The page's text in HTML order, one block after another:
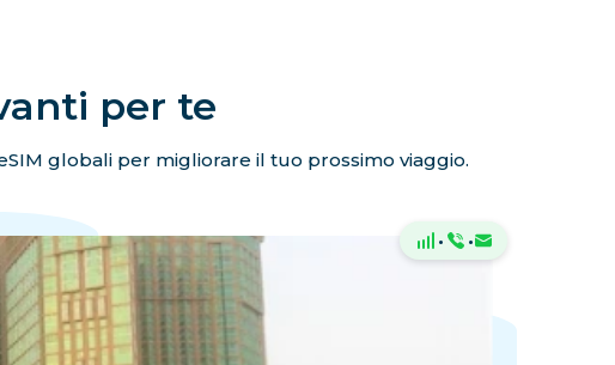
per te
globali per migliorare il tuo prossimo viaggio.
· ·